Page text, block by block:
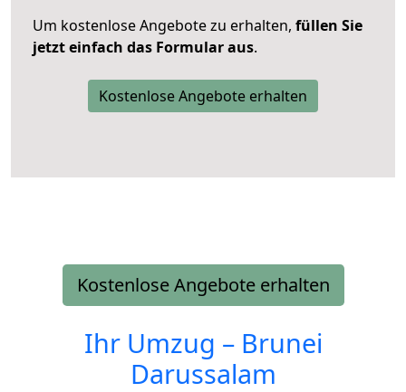
Um kostenlose Angebote zu erhalten, füllen Sie
jetzt einfach das Formular aus.
Kostenlose Angebote erhalten
Kostenlose Angebote erhalten
Ihr Umzug – Brunei
Darussalam